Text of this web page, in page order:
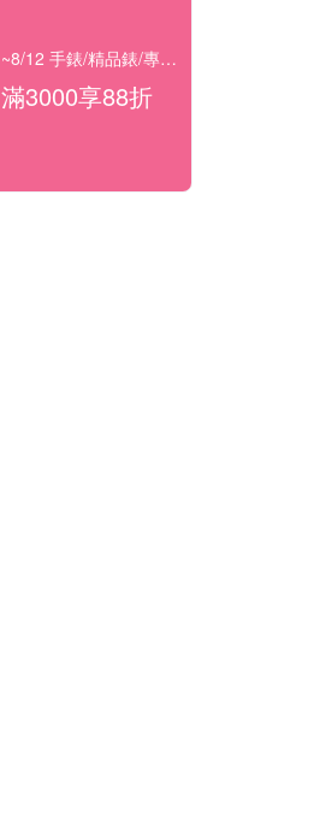
8/1~8/12 手錶/精品錶/專櫃飾品 指定商品滿$3000享88折
滿3000享88折